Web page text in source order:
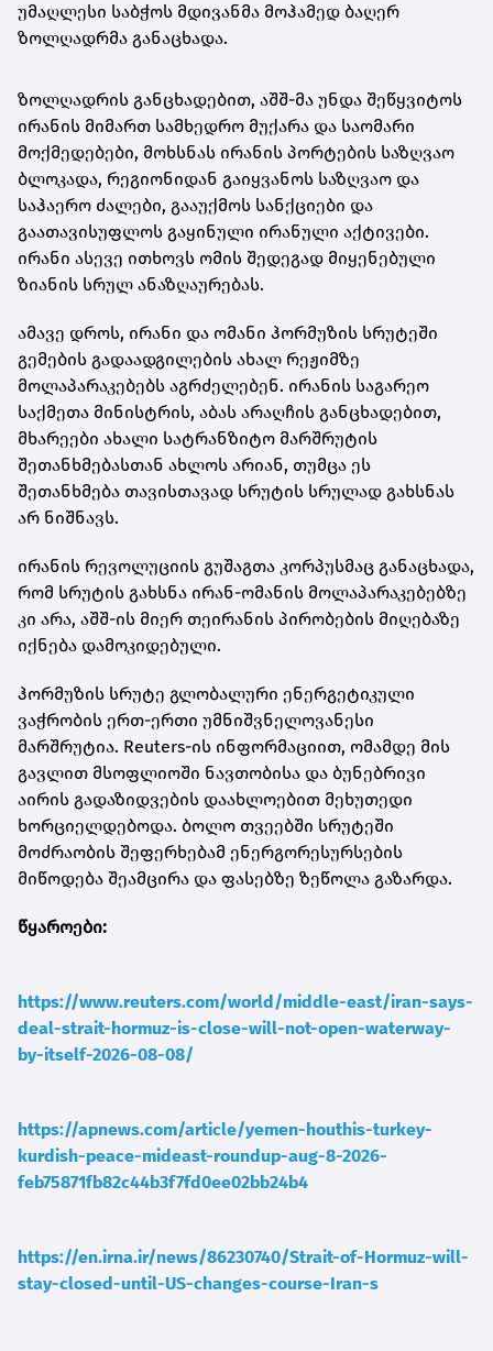
უმაღლესი საბჭოს მდივანმა მოჰამედ ბაღერ
ზოლღადრმა განაცხადა.
ზოლღადრის განცხადებით, აშშ-მა უნდა შეწყვიტოს
ირანის მიმართ სამხედრო მუქარა და საომარი
მოქმედებები, მოხსნას ირანის პორტების საზღვაო
ბლოკადა, რეგიონიდან გაიყვანოს საზღვაო და
საჰაერო ძალები, გააუქმოს სანქციები და
გაათავისუფლოს გაყინული ირანული აქტივები.
ირანი ასევე ითხოვს ომის შედეგად მიყენებული
ზიანის სრულ ანაზღაურებას.
ამავე დროს, ირანი და ომანი ჰორმუზის სრუტეში
გემების გადაადგილების ახალ რეჟიმზე
მოლაპარაკებებს აგრძელებენ. ირანის საგარეო
საქმეთა მინისტრის, აბას არაღჩის განცხადებით,
მხარეები ახალი სატრანზიტო მარშრუტის
შეთანხმებასთან ახლოს არიან, თუმცა ეს
შეთანხმება თავისთავად სრუტის სრულად გახსნას
არ ნიშნავს.
ირანის რევოლუციის გუშაგთა კორპუსმაც განაცხადა,
რომ სრუტის გახსნა ირან-ომანის მოლაპარაკებებზე
კი არა, აშშ-ის მიერ თეირანის პირობების მიღებაზე
იქნება დამოკიდებული.
ჰორმუზის სრუტე გლობალური ენერგეტიკული
ვაჭრობის ერთ-ერთი უმნიშვნელოვანესი
მარშრუტია. Reuters-ის ინფორმაციით, ომამდე მის
გავლით მსოფლიოში ნავთობისა და ბუნებრივი
აირის გადაზიდვების დაახლოებით მეხუთედი
ხორციელდებოდა. ბოლო თვეებში სრუტეში
მოძრაობის შეფერხებამ ენერგორესურსების
მიწოდება შეამცირა და ფასებზე ზეწოლა გაზარდა.
წყაროები:
https://www.reuters.com/world/middle-east/iran-says-
deal-strait-hormuz-is-close-will-not-open-waterway-
by-itself-2026-08-08/
https://apnews.com/article/yemen-houthis-turkey-
kurdish-peace-mideast-roundup-aug-8-2026-
feb75871fb82c44b3f7fd0ee02bb24b4
https://en.irna.ir/news/86230740/Strait-of-Hormuz-will-
stay-closed-until-US-changes-course-Iran-s